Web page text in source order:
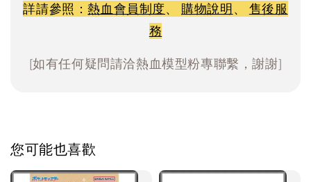
詳請參照：熱血會員制度、 購物說明、 售後服
務
[如有任何疑問請洽熱血模型粉專聯繫，謝謝]
您可能也喜歡